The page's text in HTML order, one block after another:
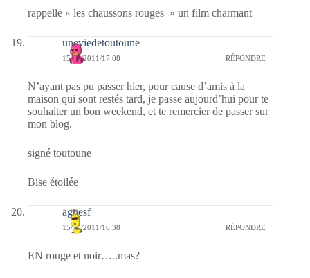
rappelle « les chaussons rouges » un film charmant
uneviedetoutoune
15/10/2011/17:08 RÉPONDRE
N’ayant pas pu passer hier, pour cause d’amis à la
maison qui sont restés tard, je passe aujourd’hui pour te
souhaiter un bon weekend, et te remercier de passer sur
mon blog.
signé toutoune
Bise étoilée
agnesf
15/10/2011/16:38 RÉPONDRE
EN rouge et noir…..mas?